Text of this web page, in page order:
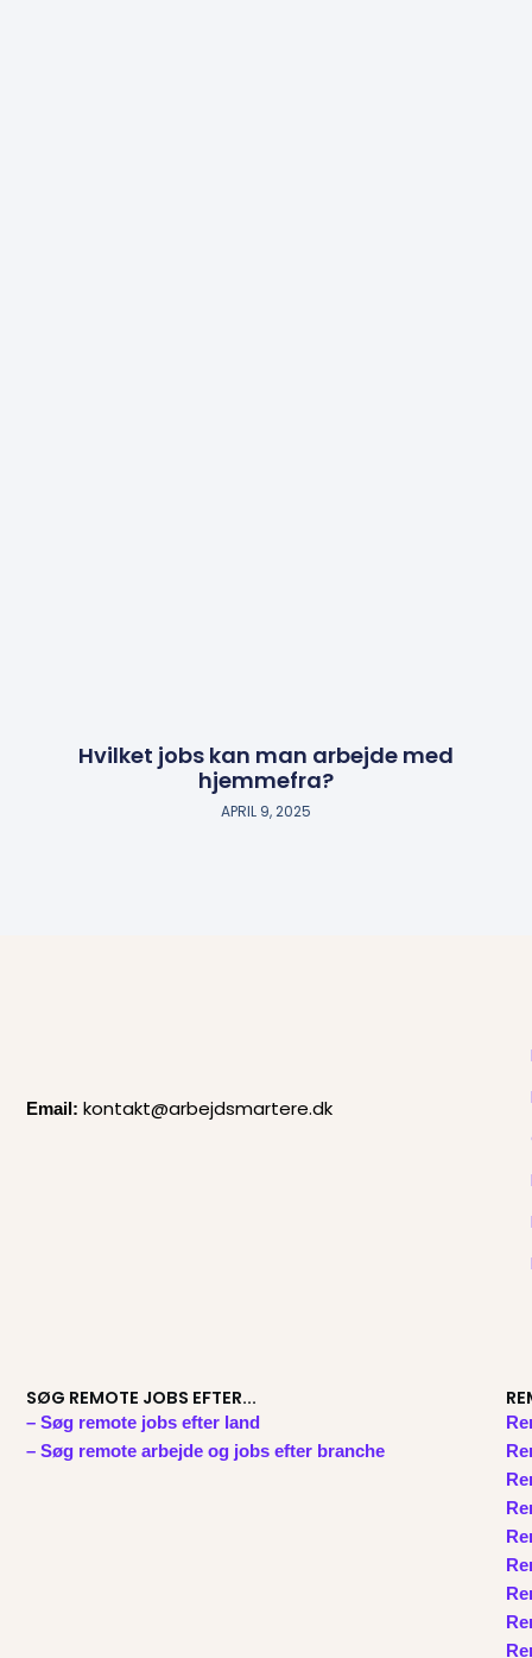
Hvilket jobs kan man arbejde med
hjemmefra?
APRIL 9, 2025
Email: kontakt@arbejdsmartere.dk
SØG REMOTE JOBS EFTER...
– Søg remote jobs efter land
– Søg remote arbejde og jobs efter branche